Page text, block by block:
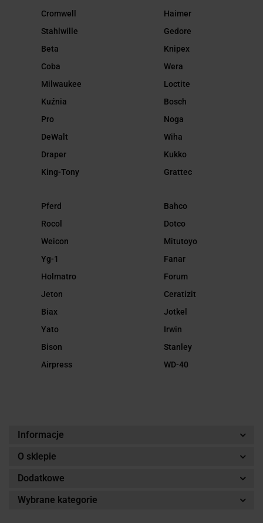
Cromwell
Stahlwille
Beta
Coba
Milwaukee
Kuźnia
Pro
DeWalt
Draper
King-Tony
Haimer
Gedore
Knipex
Wera
Loctite
Bosch
Noga
Wiha
Kukko
Grattec
Pferd
Rocol
Weicon
Yg-1
Holmatro
Jeton
Biax
Yato
Bison
Airpress
Bahco
Dotco
Mitutoyo
Fanar
Forum
Ceratizit
Jotkel
Irwin
Stanley
WD-40
Informacje
O sklepie
Dodatkowe
Wybrane kategorie